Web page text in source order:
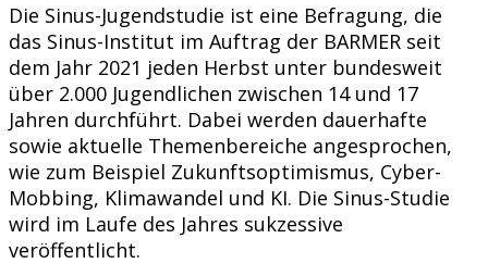
Die Sinus-Jugendstudie ist eine Befragung, die
das Sinus-Institut im Auftrag der BARMER seit
dem Jahr 2021 jeden Herbst unter bundesweit
über 2.000 Jugendlichen zwischen 14 und 17
Jahren durchführt. Dabei werden dauerhafte
sowie aktuelle Themenbereiche angesprochen,
wie zum Beispiel Zukunftsoptimismus, Cyber-
Mobbing, Klimawandel und KI. Die Sinus-Studie
wird im Laufe des Jahres sukzessive
veröffentlicht.